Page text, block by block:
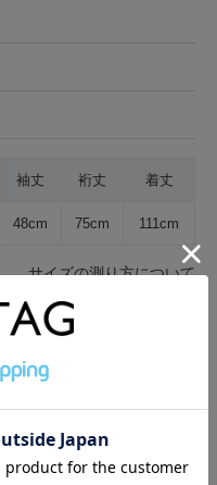
袖丈 裄丈 着丈
48cm 75cm 111cm
サイズの測り方について
あり